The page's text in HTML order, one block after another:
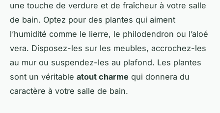
une touche de verdure et de fraîcheur à votre salle
de bain. Optez pour des plantes qui aiment
l’humidité comme le lierre, le philodendron ou l’aloé
vera. Disposez-les sur les meubles, accrochez-les
au mur ou suspendez-les au plafond. Les plantes
sont un véritable atout charme qui donnera du
caractère à votre salle de bain.